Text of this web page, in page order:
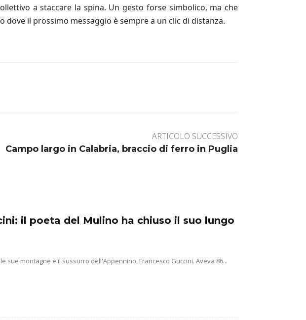
a staccare la spina. Un gesto forse simbolico, ma che
il prossimo messaggio è sempre a un clic di distanza.
ARTICOLO SUCCESSIVO
Campo largo in Calabria, braccio di ferro in Puglia
il poeta del Mulino ha chiuso il suo lungo
sue montagne e il sussurro dell'Appennino, Francesco Guccini. Aveva 86...